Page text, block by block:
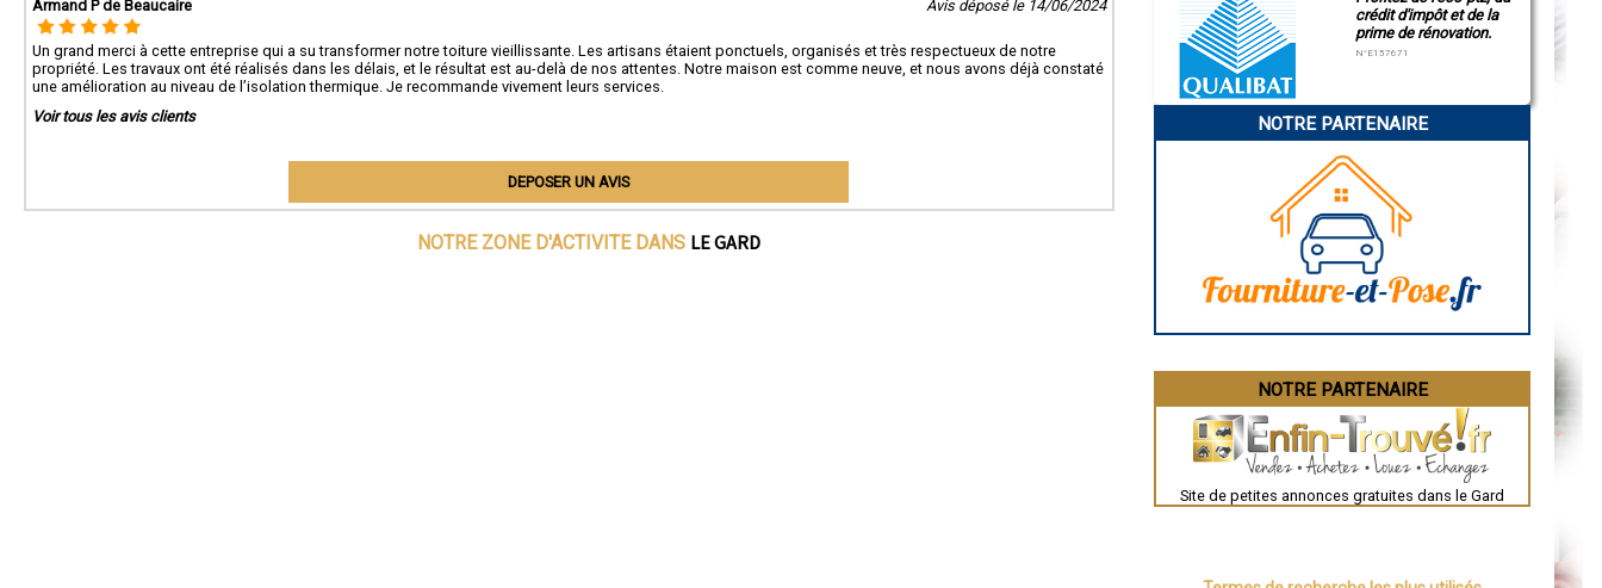
Armand P de Beaucaire
Avis déposé le 14/06/2024
Un grand merci à cette entreprise qui a su transformer notre toiture vieillissante. Les artisans étaient ponctuels, organisés et très respectueux de notre
propriété. Les travaux ont été réalisés dans les délais, et le résultat est au-delà de nos attentes. Notre maison est comme neuve, et nous avons déjà constaté
une amélioration au niveau de l’isolation thermique. Je recommande vivement leurs services.
Voir tous les avis clients
DEPOSER UN AVIS
NOTRE ZONE D'ACTIVITE DANS LE GARD
crédit d'impôt et de la
prime de rénovation.
N°E157671
NOTRE PARTENAIRE
NOTRE PARTENAIRE
Site de petites annonces gratuites dans le Gard